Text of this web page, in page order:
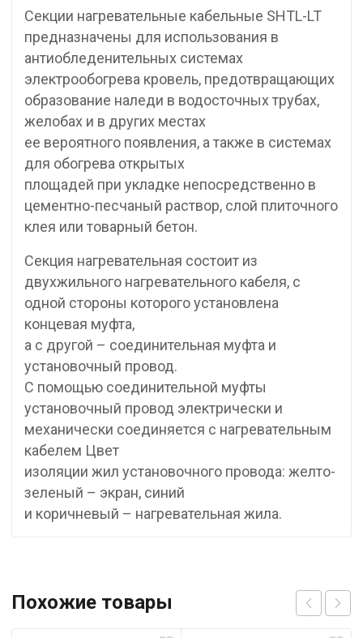
Секции нагревательные кабельные SHTL-LT
предназначены для использования в
антиобледенительных системах
электрообогрева кровель, предотвращающих
образование наледи в водосточных трубах,
желобах и в других местах
ее вероятного появления, а также в системах
для обогрева открытых
площадей при укладке непосредственно в
цементно-песчаный раствор, слой плиточного
клея или товарный бетон.
Секция нагревательная состоит из
двухжильного нагревательного кабеля, с
одной стороны которого установлена
концевая муфта,
а с другой – соединительная муфта и
установочный провод.
С помощью соединительной муфты
установочный провод электрически и
механически соединяется с нагревательным
кабелем Цвет
изоляции жил установочного провода: желто-
зеленый – экран, синий
и коричневый – нагревательная жила.
Похожие товары